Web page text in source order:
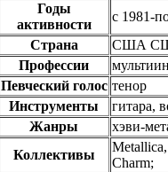
Годы
активности
c 1981-
Страна
США
Профессии
Певческий голос тенор
Инструменты
гитара,
Жанры
хэви-
Коллективы
Charm;